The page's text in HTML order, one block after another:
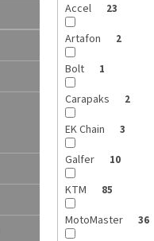
Accel 23
Artafon 2
Bolt 1
Carapaks 2
EK Chain 3
Galfer 10
KTM 85
MotoMaster 36